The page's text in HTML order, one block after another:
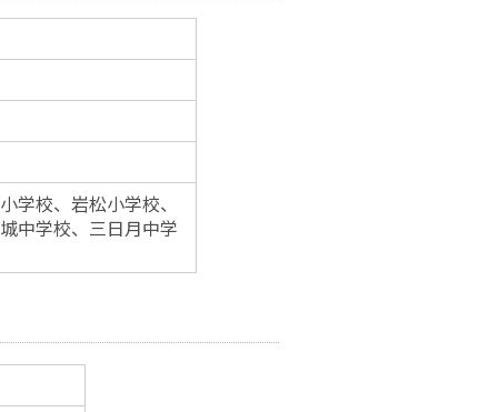
学校、岩松小学校、
中学校、三日月中学